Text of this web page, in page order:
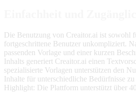
Die Benutzung von Creaitor.ai ist sowohl
fortgeschrittene Benutzer unkompliziert.
passenden Vorlage und einer kurzen
Inhalts generiert Creaitor.ai einen
spezialisierte Vorlagen unterstützen den
Inhalte für unterschiedliche Bedürfnisse
Highlight: Die Plattform unterstützt über